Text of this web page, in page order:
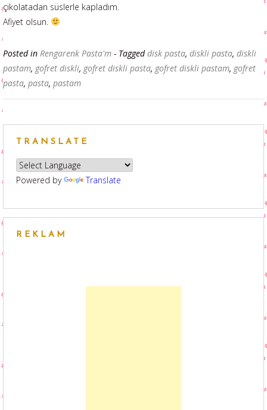
çikolatadan süslerle kapladım.
Afiyet olsun.
Posted in Rengarenk Pasta'm - Taggeddisk pasta, diskli pasta, diskli
pastam, gofret diskli, gofret diskli pasta, gofret diskli pastam, gofret
pasta, pasta, pastam
TRANSLATE
Powered by Translate
REKLAM